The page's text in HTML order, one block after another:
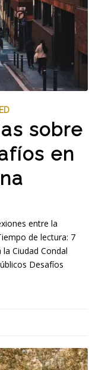
sobre
en
entre la
de lectura: 7
Ciudad Condal
Desafíos